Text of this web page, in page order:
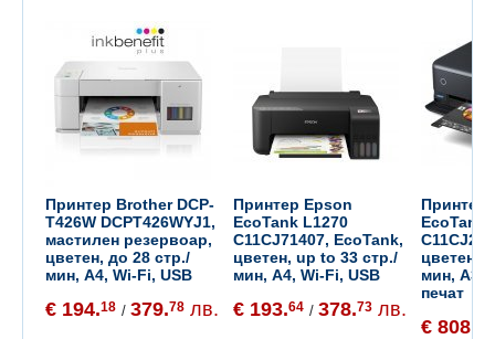
Принтер Brother DCP-
T426W DCPT426WYJ1,
мастилен резервоар,
цветен, до 28 стр./
мин, A4, Wi-Fi, USB
€ 194.18 / 379.78 лв.
Принтер Epson
EcoTank L1270
C11CJ71407, EcoTank,
цветен, up to 33 стр./
мин, A4, Wi-Fi, USB
€ 193.64 / 378.73 лв.
Принтер
EcoTank
цветен,
мин,
печат
€ 808.